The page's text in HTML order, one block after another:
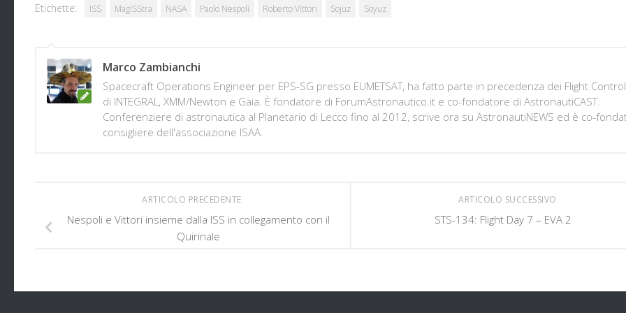
Etichette: ISS MagISStra NASA Paolo Nespoli Roberto Vittori Sojuz Soyuz
Marco Zambianchi
Spacecraft Operations Engineer per EPS-SG presso EUMETSAT, ha fatto parte in precedenza dei Flight
di INTEGRAL, XMM/Newton e Gaia. È fondatore di ForumAstronautico.it e co-fondatore di AstronautiCAST.
Conferenziere di astronautica al Planetario di Lecco fino al 2012, scrive ora su AstronautiNEWS ed è co-
consigliere dell'associazione ISAA.
ARTICOLO SUCCESSIVO
STS-134: Flight Day 7 – EVA 2
ARTICOLO PRECEDENTE
Nespoli e Vittori insieme dalla ISS in collegamento con il
Quirinale